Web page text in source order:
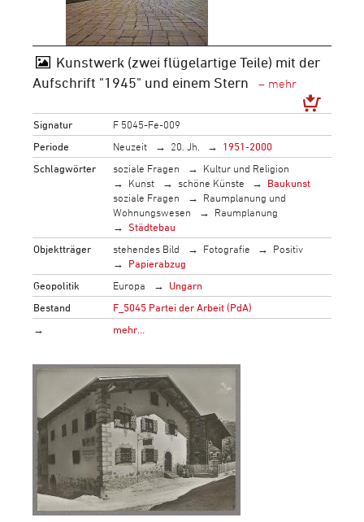
Kunstwerk (zwei flügelartige Teile) mit der
Aufschrift "1945" und einem Stern
Signatur
F 5045-Fe-009
Periode
Neuzeit 20. Jh.
1951-2000
Schlagwörter
soziale Fragen
Kultur und Religion
Kunst
schöne Künste
Baukunst
soziale Fragen
Raumplanung und
Wohnungswesen
Raumplanung
Städtebau
Objektträger
stehendes Bild Fotografie
Positiv
Papierabzug
Geopolitik
Europa
Ungarn
Bestand
F_5045 Partei der Arbeit (PdA)
→
mehr…